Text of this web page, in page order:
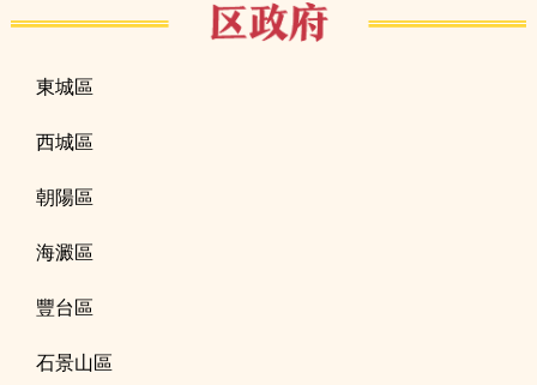
東城區
西城區
朝陽區
海澱區
豐台區
石景山區